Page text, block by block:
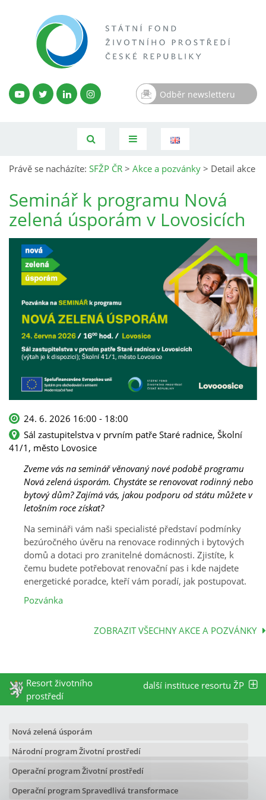
Odběr newsletteru
Právě se nacházíte: SFŽP ČR > Akce a pozvánky > Detail akce
Seminář k programu Nová
zelená úsporám v Lovosicích
24. 6. 2026 16:00 - 18:00
Sál zastupitelstva v prvním patře Staré radnice, Školní
41/1, město Lovosice
Zveme vás na seminář věnovaný nové podobě programu
Nová zelená úsporám. Chystáte se renovovat rodinný nebo
bytový dům? Zajímá vás, jakou podporu od státu můžete v
letošním roce získat?
Na semináři vám naši specialisté představí podmínky
bezúročného úvěru na renovace rodinných i bytových
domů a dotaci pro zranitelné domácnosti. Zjistíte, k
čemu budete potřebovat renovační pas i kde najdete
energetické poradce, kteří vám poradí, jak postupovat.
Pozvánka
ZOBRAZIT VŠECHNY AKCE A POZVÁNKY
Resort životního
prostředí
další instituce resortu ŽP
Nová zelená úsporám
Národní program Životní prostředí
Operační program Životní prostředí
Operační program Spravedlivá transformace